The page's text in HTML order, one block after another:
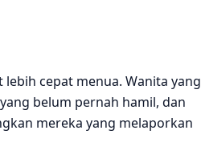
cepat menua. Wanita yang
belum pernah hamil, dan
mereka yang melaporkan